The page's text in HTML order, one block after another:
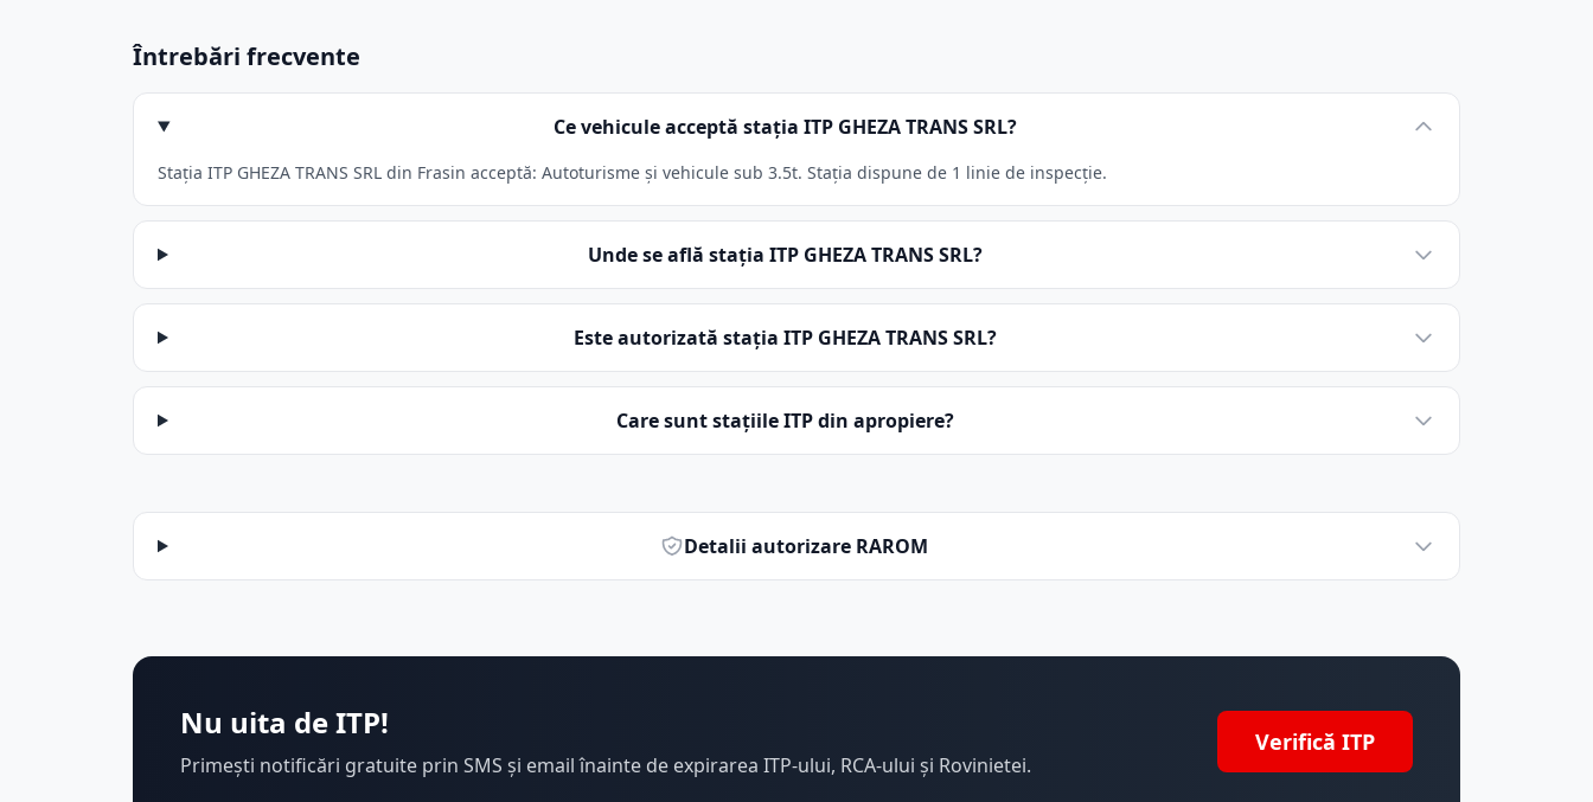
Întrebări frecvente
Ce vehicule acceptă stația ITP GHEZA TRANS SRL?
Stația ITP GHEZA TRANS SRL din Frasin acceptă: Autoturisme și vehicule sub 3.5t. Stația dispune de 1 linie de inspecție.
Unde se află stația ITP GHEZA TRANS SRL?
Este autorizată stația ITP GHEZA TRANS SRL?
Care sunt stațiile ITP din apropiere?
Detalii autorizare RAROM
Nu uita de ITP!
Primești notificări gratuite prin SMS și email înainte de expirarea ITP-ului, RCA-ului și Rovinietei.
Verifică ITP